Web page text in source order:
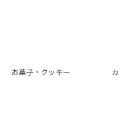
お菓子・クッキー